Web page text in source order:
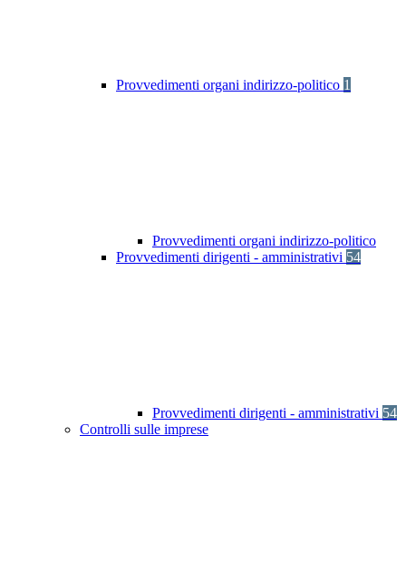
Provvedimenti organi indirizzo-politico 1
Provvedimenti organi indirizzo-politico
Provvedimenti dirigenti - amministrativi 54
Provvedimenti dirigenti - amministrativi 54
Controlli sulle imprese